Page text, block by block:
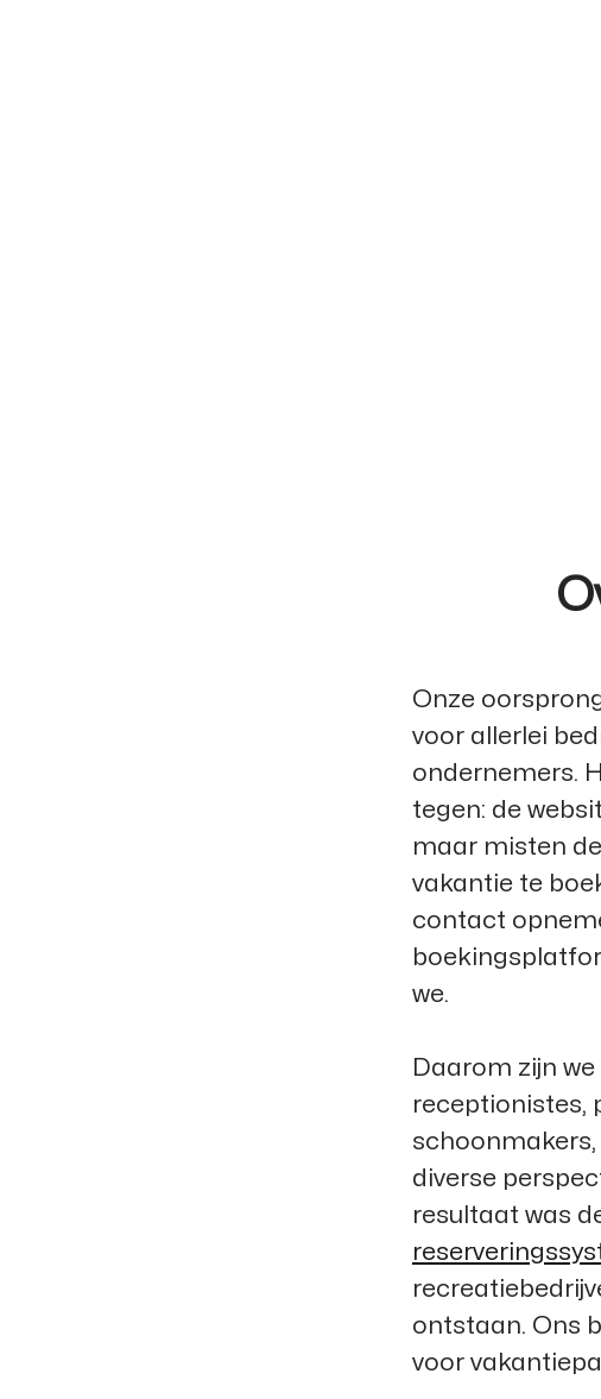
Onze
voor allerlei
ondernemers.
tegen: de
maar misten
vakantie te
contact
we.
Daarom zijn
receptionistes,
diverse
resultaat was
ontstaan. Ons
voor